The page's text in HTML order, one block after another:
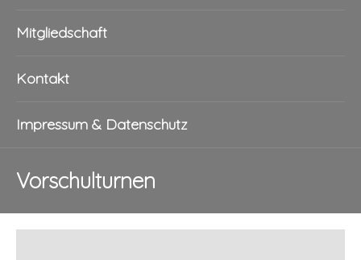
Mitgliedschaft
Kontakt
Impressum & Datenschutz
Vorschulturnen